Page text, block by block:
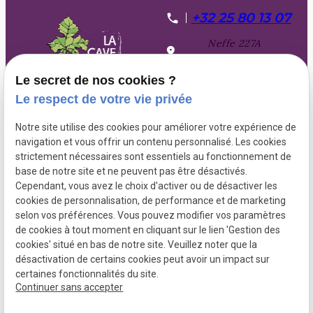
+32 25 80 13 07
Neffe 227A
6600 BASTOGNE
mercredi sur RDV
samedi de 10h à 18h
Plan du
site
Mentions
légales
Politique de
confidentialité
Gestion des cookies
TVA
Intracommunautaire :
BE0450909943
Le secret de nos cookies ?
Le respect de votre vie privée
Notre site utilise des cookies pour améliorer votre expérience de
navigation et vous offrir un contenu personnalisé. Les cookies
strictement nécessaires sont essentiels au fonctionnement de
base de notre site et ne peuvent pas être désactivés.
Cependant, vous avez le choix d'activer ou de désactiver les
cookies de personnalisation, de performance et de marketing
selon vos préférences. Vous pouvez modifier vos paramètres
de cookies à tout moment en cliquant sur le lien 'Gestion des
cookies' situé en bas de notre site. Veuillez noter que la
désactivation de certains cookies peut avoir un impact sur
certaines fonctionnalités du site.
Continuer sans accepter